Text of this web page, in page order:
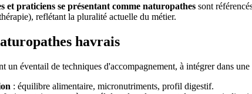
et praticiens se présentant comme naturopathes sont
reflétant la pluralité actuelle du métier.
havrais
un éventail de techniques d'accompagnement, à intégrer dans
: équilibre alimentaire, micronutriments, profil digestif.